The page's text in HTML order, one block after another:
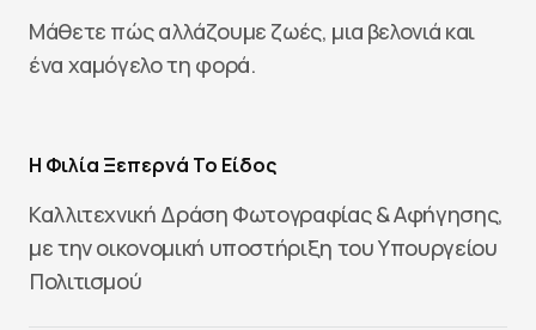
Μάθετε πώς αλλάζουμε ζωές, μια βελονιά και
ένα χαμόγελο τη φορά.
Η Φιλία Ξεπερνά Το Είδος
Καλλιτεχνική Δράση Φωτογραφίας & Αφήγησης,
με την οικονομική υποστήριξη του Υπουργείου
Πολιτισμού